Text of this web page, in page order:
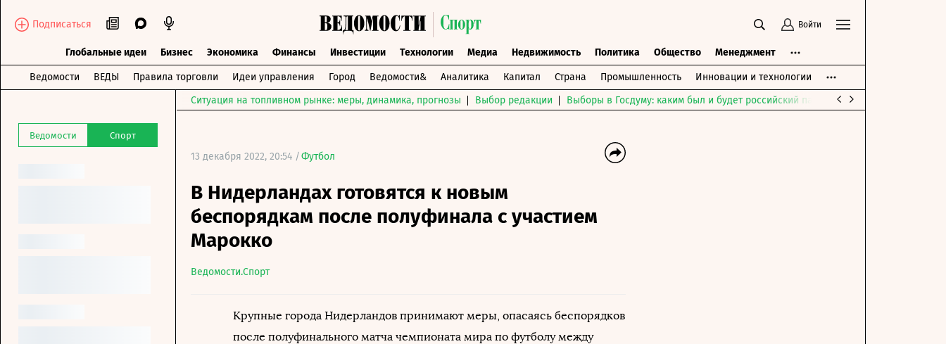
Подписаться Войти
Глобальные идеи Бизнес Экономика Финансы Инвестиции Технологии Медиа Недвижимость Политика Общество Менеджмент
Ведомости ВЕДЫ Правила торговли Идеи управления Город Ведомости& Аналитика Капитал Страна Промышленность Инновации и технологии
Ведомости Спорт
Ситуация на топливном рынке: меры, динамика, прогнозы Выбор редакции Выборы в Госдуму: каким был и будет российский парламент
13 декабря 2022, 20:54 /Футбол
В Нидерландах готовятся к новым
беспорядкам после полуфинала с участием
Марокко
Ведомости.Спорт
Крупные города Нидерландов принимают меры, опасаясь беспорядков
после полуфинального матча чемпионата мира по футболу между